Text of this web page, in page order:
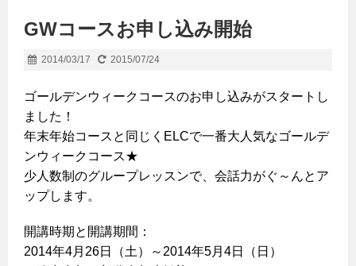
GWコースお申し込み開始
2014/03/17 2015/07/24
ゴールデンウィークコースのお申し込みがスタートし
ました！
年末年始コースと同じくELCで一番大人気なゴールデ
ンウィークコース★
少人数制のグループレッスンで、会話力がぐ～んとア
ップします。
開講時期と開講期間：
2014年4月26日（土）～2014年5月4日（日）